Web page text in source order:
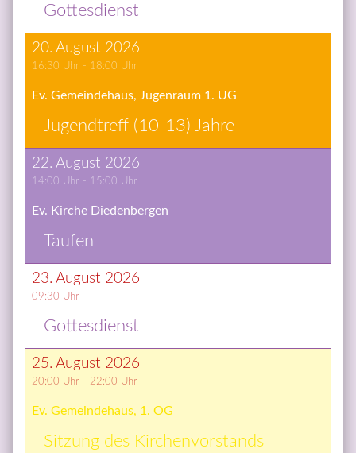
Got­tes­dienst
20. August 2026
16:30 Uhr - 18:00 Uhr
Ev. Gemeindehaus, Jugenraum 1. UG
Ju­gend­treff (10-13) Jah­re
22. August 2026
14:00 Uhr - 15:00 Uhr
Ev. Kirche Diedenbergen
Tau­fen
23. August 2026
09:30 Uhr
Got­tes­dienst
25. August 2026
20:00 Uhr - 22:00 Uhr
Ev. Gemeindehaus, 1. OG
Sit­zung des Kir­chen­vor­stands